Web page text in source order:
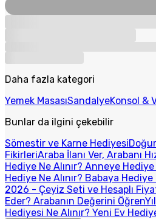
Daha fazla kategori
Yemek MasasıSandalyeKonsol &
Bunlar da ilgini çekebilir
Sömestir ve Karne Hediyesi
FikirleriAraba İlanı Ver, Arabanı
Hediye Ne Alınır? Anneye
Hediye Ne Alınır? Babaya
2026 - Çeyiz Seti ve Hesaplı
Eder? Arabanın Değerini Öğren
Hediyesi Ne Alınır? Yeni Ev